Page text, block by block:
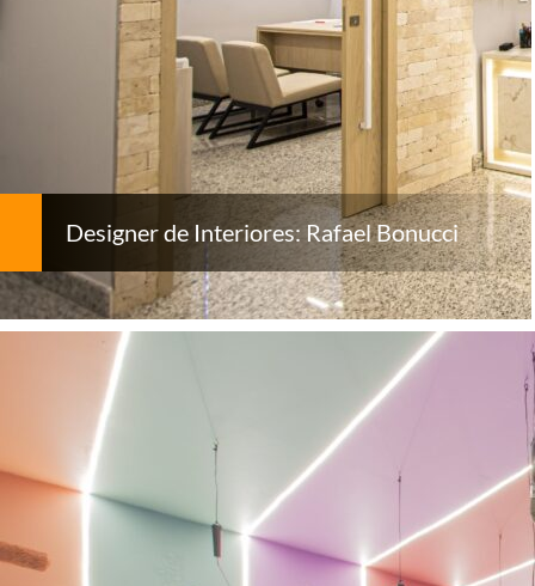
Designer de Interiores: Rafael Bonucci